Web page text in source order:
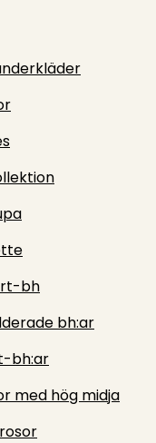
bh
bh:ar
bh:ar
med hög midja